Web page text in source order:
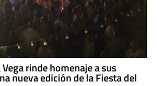
rinde homenaje a sus
nueva edición de la Fiesta del